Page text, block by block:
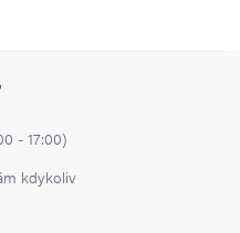
- 17:00)
kdykoliv